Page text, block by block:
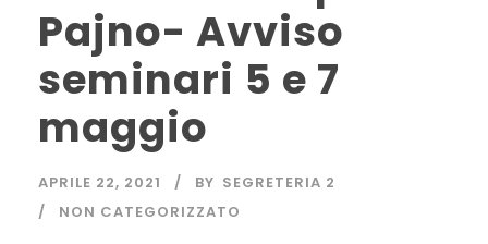
Pajno- Avviso
seminari 5 e 7
maggio
APRILE 22, 2021 BY SEGRETERIA 2
NON CATEGORIZZATO